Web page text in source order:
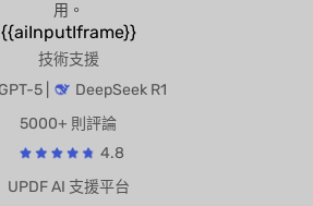
用。
{{aiInputIframe}}
技術支援
GPT-5 | DeepSeek R1
5000+ 則評論